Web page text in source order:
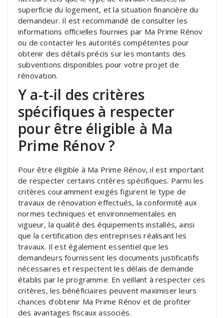
superficie du logement, et la situation financière du
demandeur. Il est recommandé de consulter les
informations officielles fournies par Ma Prime Rénov
ou de contacter les autorités compétentes pour
obtenir des détails précis sur les montants des
subventions disponibles pour votre projet de
rénovation.
Y a-t-il des critères
spécifiques à respecter
pour être éligible à Ma
Prime Rénov ?
Pour être éligible à Ma Prime Rénov, il est important
de respecter certains critères spécifiques. Parmi les
critères couramment exigés figurent le type de
travaux de rénovation effectués, la conformité aux
normes techniques et environnementales en
vigueur, la qualité des équipements installés, ainsi
que la certification des entreprises réalisant les
travaux. Il est également essentiel que les
demandeurs fournissent les documents justificatifs
nécessaires et respectent les délais de demande
établis par le programme. En veillant à respecter ces
critères, les bénéficiaires peuvent maximiser leurs
chances d’obtenir Ma Prime Rénov et de profiter
des avantages fiscaux associés.